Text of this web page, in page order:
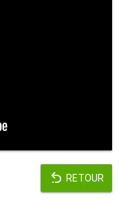
RETOUR